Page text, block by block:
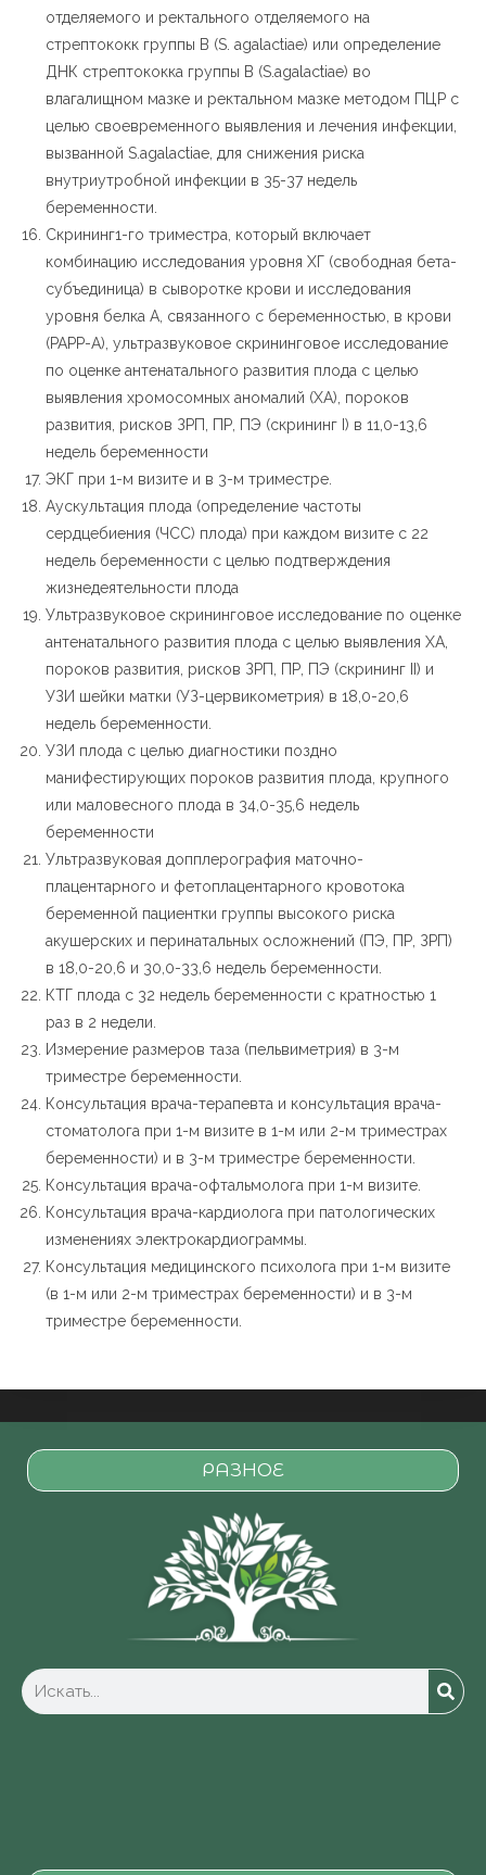
отделяемого и ректального отделяемого на
стрептококк группы В (S. agalactiae) или определение
ДНК стрептококка группы В (S.agalactiae) во
влагалищном мазке и ректальном мазке методом ПЦР с
целью своевременного выявления и лечения инфекции,
вызванной S.agalactiae, для снижения риска
внутриутробной инфекции в 35-37 недель
беременности.
Скрининг1-го триместра, который включает
комбинацию исследования уровня ХГ (свободная бета-
субъединица) в сыворотке крови и исследования
уровня белка А, связанного с беременностью, в крови
(РАРР-А), ультразвуковое скрининговое исследование
по оценке антенатального развития плода с целью
выявления хромосомных аномалий (ХА), пороков
развития, рисков ЗРП, ПР, ПЭ (скрининг I) в 11,0-13,6
недель беременности
ЭКГ при 1-м визите и в 3-м триместре.
Аускультация плода (определение частоты
сердцебиения (ЧСС) плода) при каждом визите с 22
недель беременности с целью подтверждения
жизнедеятельности плода
Ультразвуковое скрининговое исследование по оценке
антенатального развития плода с целью выявления ХА,
пороков развития, рисков ЗРП, ПР, ПЭ (скрининг II) и
УЗИ шейки матки (УЗ-цервикометрия) в 18,0-20,6
недель беременности.
УЗИ плода с целью диагностики поздно
манифестирующих пороков развития плода, крупного
или маловесного плода в 34,0-35,6 недель
беременности
Ультразвуковая допплерография маточно-
плацентарного и фетоплацентарного кровотока
беременной пациентки группы высокого риска
акушерских и перинатальных осложнений (ПЭ, ПР, ЗРП)
в 18,0-20,6 и 30,0-33,6 недель беременности.
КТГ плода с 32 недель беременности с кратностью 1
раз в 2 недели.
Измерение размеров таза (пельвиметрия) в 3-м
триместре беременности.
Консультация врача-терапевта и консультация врача-
стоматолога при 1-м визите в 1-м или 2-м триместрах
беременности) и в 3-м триместре беременности.
Консультация врача-офтальмолога при 1-м визите.
Консультация врача-кардиолога при патологических
изменениях электрокардиограммы.
Консультация медицинского психолога при 1-м визите
(в 1-м или 2-м триместрах беременности) и в 3-м
триместре беременности.
РАЗНОЕ